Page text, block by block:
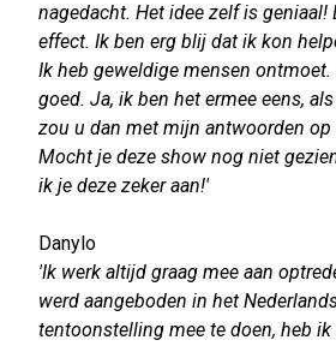
nagedacht. Het idee zelf is geniaal!
effect. Ik ben erg blij dat ik kon
Ik heb geweldige mensen
goed. Ja, ik ben het ermee eens,
zou u dan met mijn antwoorden op
Mocht je deze show nog niet
ik je deze zeker aan!'
Danylo
'Ik werk altijd graag mee aan
werd aangeboden in het
tentoonstelling mee te doen, heb ik